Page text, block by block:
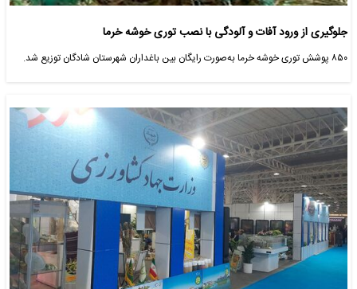
جلوگیری از ورود آفات و آلودگی با نصب توری خوشه خرما
۸۵۰ پوشش توری خوشه خرما به‌صورت رایگان بین باغداران شهرستان شادگان توزیع شد.